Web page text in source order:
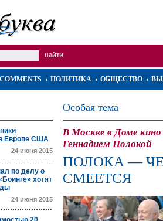
ПОЛИТИКА ОБЩЕСТВО
Европе США
24 июня 2015
по делу о
хотят
24 июня 2015
Особая тема
В Москве в Доме
Геннадием Полокой
ПОЛОКА —
СМЕЕТСЯ